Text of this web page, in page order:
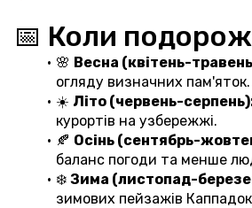
📅 Коли
🌸 Весна (квітень-
огляду визначних пам'яток.
☀️ Літо (червень-
курортів на узбережжі.
🍂 Осінь (сентябрь-
баланс погоди та менше
❄️ Зима (листопад-
зимових пейзажів